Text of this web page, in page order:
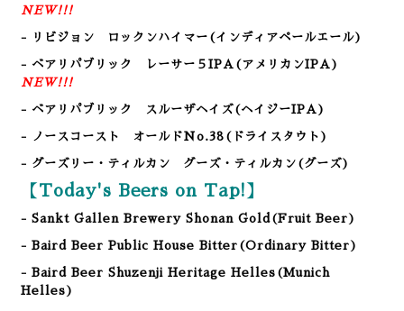
NEW!!!
- リビジョン ロックンハイマー(インディアペールエール)
- ベアリパブリック レーサー５IPA(アメリカンIPA)
NEW!!!
- ベアリパブリック スルーザヘイズ(ヘイジーIPA)
- ノースコースト オールドNo.38(ドライスタウト)
- グーズリー・ティルカン グーズ・ティルカン (グーズ)
【Today's Beers on Tap!】
- Sankt Gallen Brewery Shonan Gold(Fruit Beer)
- Baird Beer Public House Bitter (Ordinary Bitter)
- Baird Beer Shuzenji Heritage Helles (Munich
Helles)